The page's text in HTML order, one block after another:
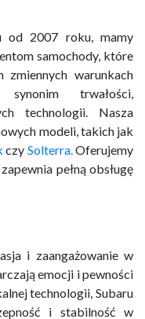
od 2007 roku, mamy
samochody, które
zmiennych warunkach
trwałości,
technologii. Nasza
modeli, takich jak
czy Solterra. Oferujemy
pełną obsługę
i zaangażowanie w
emocji i pewności
technologii, Subaru
i stabilność w